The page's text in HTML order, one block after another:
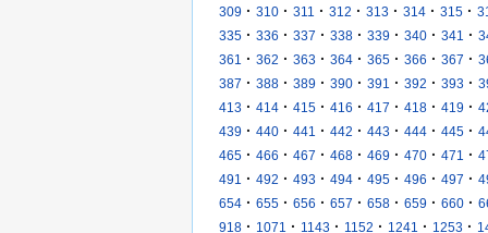
309 · 310 · 311 · 312 · 313 · 314 · 315 ·
335 · 336 · 337 · 338 · 339 · 340 · 341 ·
361
· 362 · 363 · 364 · 365 · 366 · 367 ·
387 · 388 · 389 · 390 · 391 · 392 · 393 ·
413 · 414 · 415 · 416 · 417 · 418 · 419 ·
439 · 440 · 441 · 442 · 443 · 444 · 445 ·
465 · 466 · 467 · 468 · 469 · 470 · 471 ·
491
· 492 · 493 · 494 · 495 · 496 · 497 ·
654 · 655 · 656 · 657 · 658 · 659 · 660 ·
918 · 1071 · 1143 · 1152 · 1241 · 1253 ·